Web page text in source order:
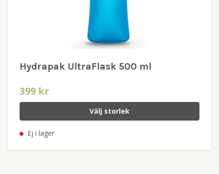
Hydrapak UltraFlask 500 ml
399 kr
Välj storlek
Ej i lager